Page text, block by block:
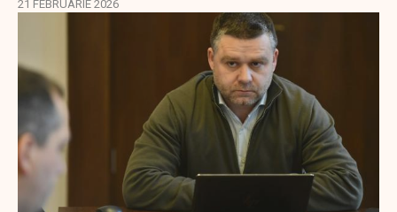
21 FEBRUARIE 2026